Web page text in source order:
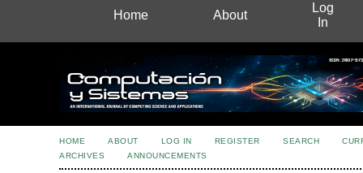
Home About
Log
In
HOME ABOUT LOG IN REGISTER SEARCH
ARCHIVES
ANNOUNCEMENTS